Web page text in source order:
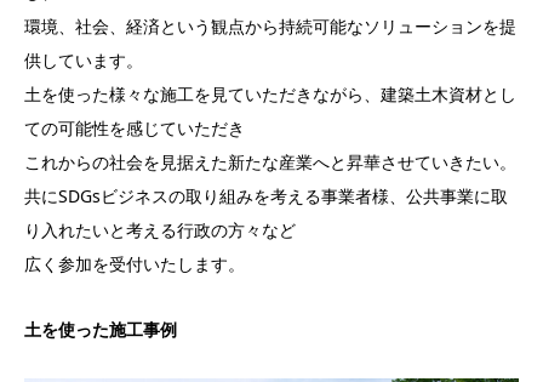
環境、社会、経済という観点から持続可能なソリューションを提
供しています。
土を使った様々な施工を見ていただきながら、建築土木資材とし
ての可能性を感じていただき
これからの社会を見据えた新たな産業へと昇華させていきたい。
共にSDGsビジネスの取り組みを考える事業者様、公共事業に取
り入れたいと考える行政の方々など
広く参加を受付いたします。
土を使った施工事例